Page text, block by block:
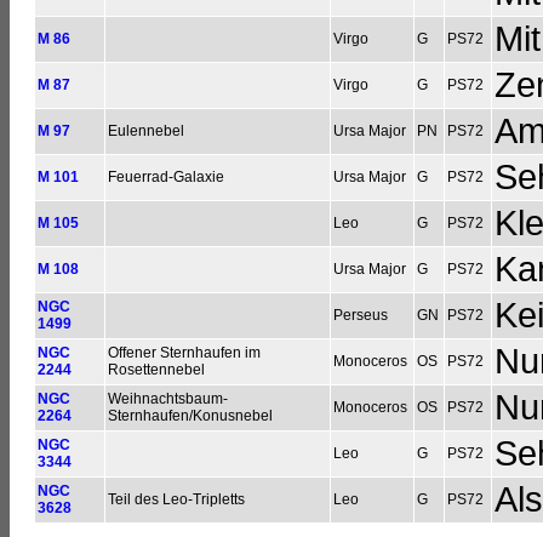
M 86 Virgo G PS72
M 87 Virgo G PS72
M 97 Eulennebel Ursa Major PN PS72
M 101 Feuerrad-Galaxie Ursa Major G PS72
M 105 Leo G PS72
M 108 Ursa Major G PS72
NGC
1499
Perseus GN PS72
NGC
2244
Offener Sternhaufen im
Rosettennebel
Monoceros OS PS72
NGC
2264
Weihnachtsbaum-
Sternhaufen/Konusnebel
Monoceros OS PS72
NGC
3344
Leo G PS72
NGC
3628
Teil des Leo-Tripletts Leo G PS72